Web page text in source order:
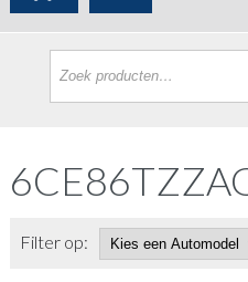
Filter op: